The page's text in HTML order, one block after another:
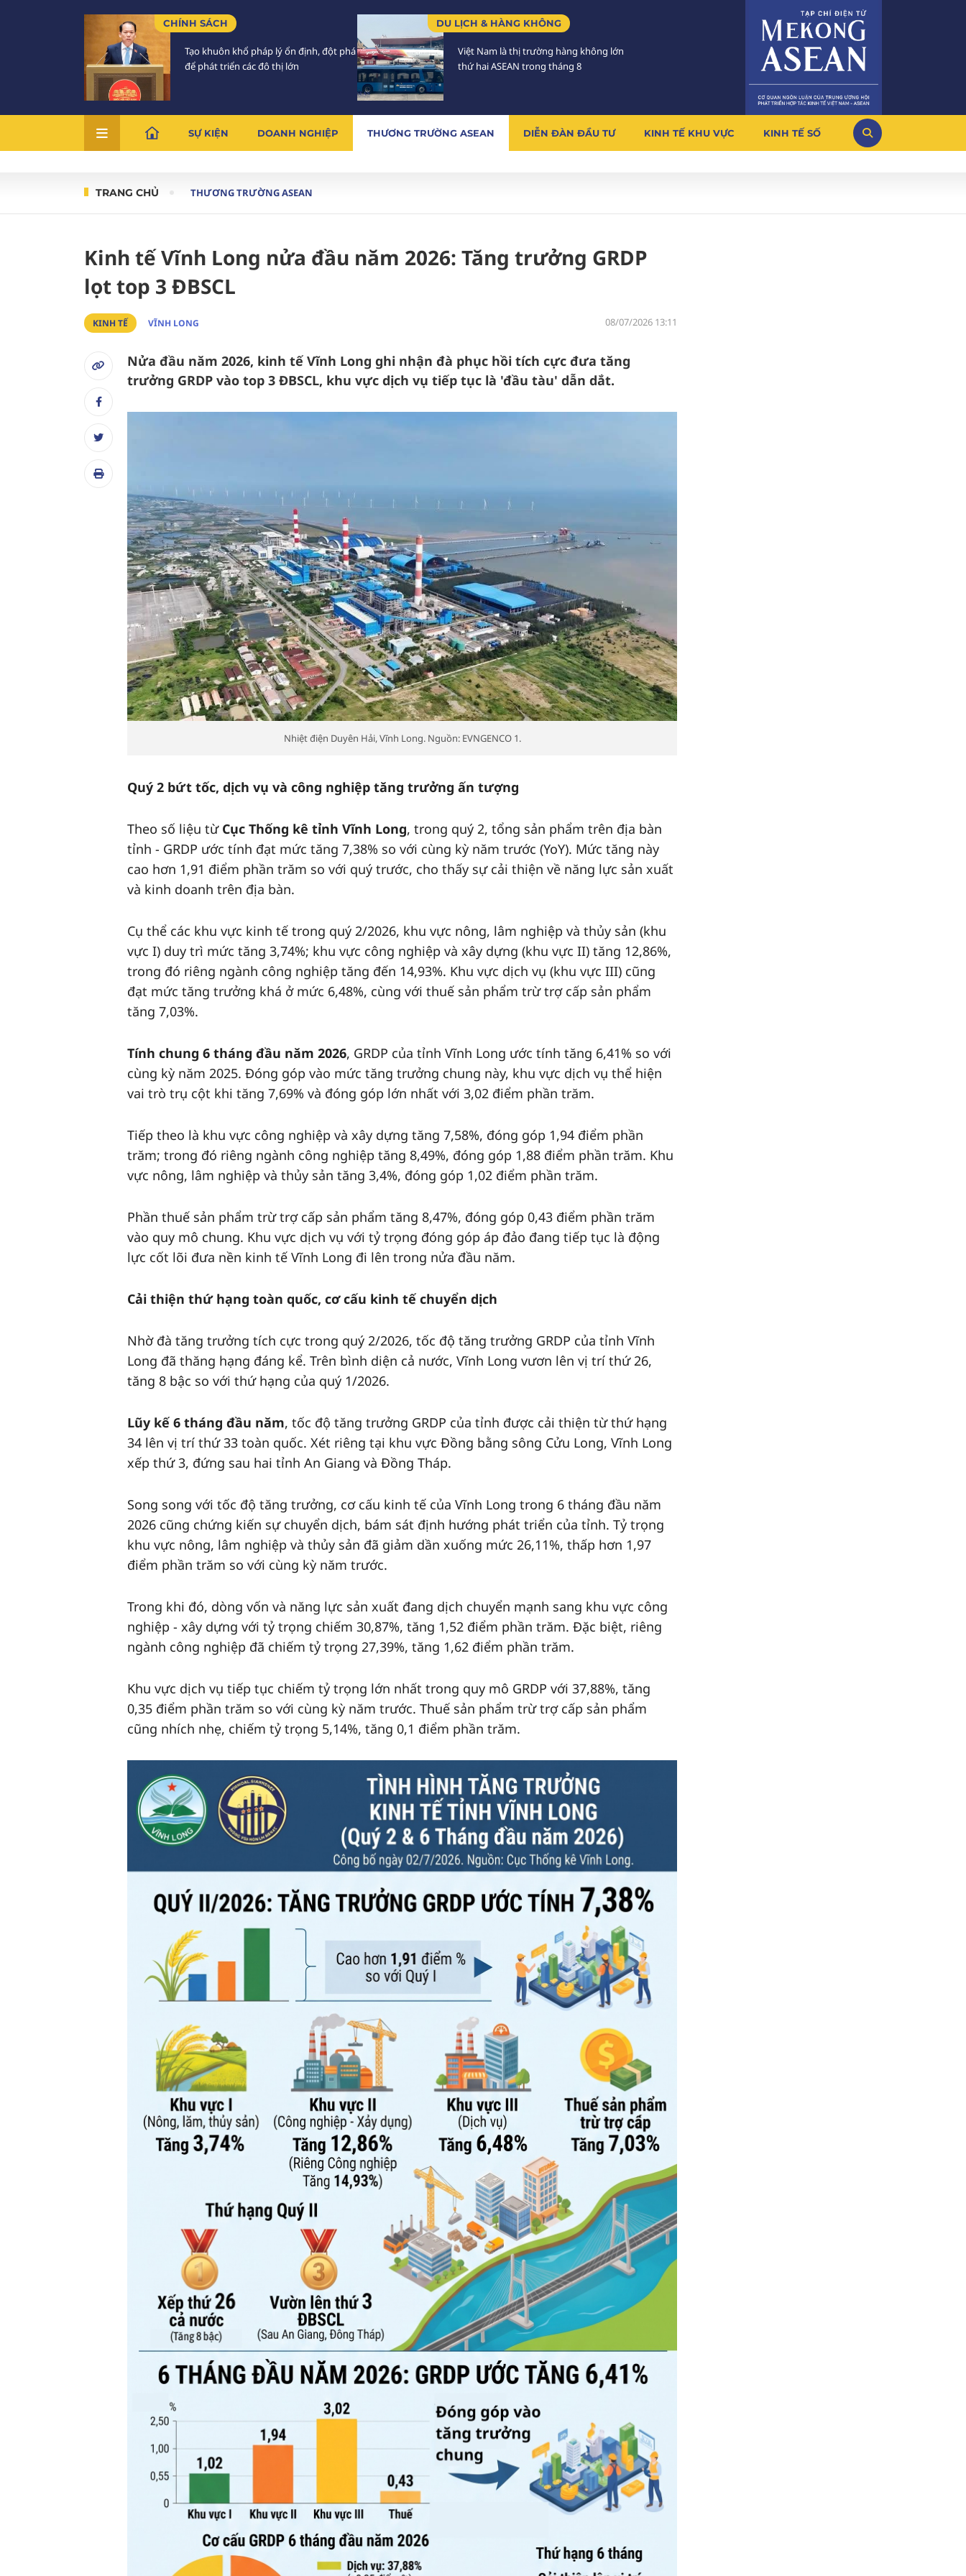
CHÍNH SÁCH
Tạo khuôn khổ pháp lý ổn định, đột phá
để phát triển các đô thị lớn
DU LỊCH & HÀNG KHÔNG
Việt Nam là thị trường hàng không lớn
thứ hai ASEAN trong tháng 8
SỰ KIỆN DOANH NGHIỆP THƯƠNG TRƯỜNG ASEAN DIỄN ĐÀN ĐẦU TƯ KINH TẾ KHU VỰC KINH TẾ SỐ
TRANG CHỦ THƯƠNG TRƯỜNG ASEAN
Kinh tế Vĩnh Long nửa đầu năm 2026: Tăng trưởng GRDP
lọt top 3 ĐBSCL
KINH TẾ VĨNH LONG 08/07/2026 13:11
Nửa đầu năm 2026, kinh tế Vĩnh Long ghi nhận đà phục hồi tích cực đưa tăng
trưởng GRDP vào top 3 ĐBSCL, khu vực dịch vụ tiếp tục là 'đầu tàu' dẫn dắt.
Nhiệt điện Duyên Hải, Vĩnh Long. Nguồn: EVNGENCO 1.
Quý 2 bứt tốc, dịch vụ và công nghiệp tăng trưởng ấn tượng
Theo số liệu từ Cục Thống kê tỉnh Vĩnh Long, trong quý 2, tổng sản phẩm trên địa bàn
tỉnh - GRDP ước tính đạt mức tăng 7,38% so với cùng kỳ năm trước (YoY). Mức tăng này
cao hơn 1,91 điểm phần trăm so với quý trước, cho thấy sự cải thiện về năng lực sản xuất
và kinh doanh trên địa bàn.
Cụ thể các khu vực kinh tế trong quý 2/2026, khu vực nông, lâm nghiệp và thủy sản (khu
vực I) duy trì mức tăng 3,74%; khu vực công nghiệp và xây dựng (khu vực II) tăng 12,86%,
trong đó riêng ngành công nghiệp tăng đến 14,93%. Khu vực dịch vụ (khu vực III) cũng
đạt mức tăng trưởng khá ở mức 6,48%, cùng với thuế sản phẩm trừ trợ cấp sản phẩm
tăng 7,03%.
Tính chung 6 tháng đầu năm 2026, GRDP của tỉnh Vĩnh Long ước tính tăng 6,41% so với
cùng kỳ năm 2025. Đóng góp vào mức tăng trưởng chung này, khu vực dịch vụ thể hiện
vai trò trụ cột khi tăng 7,69% và đóng góp lớn nhất với 3,02 điểm phần trăm.
Tiếp theo là khu vực công nghiệp và xây dựng tăng 7,58%, đóng góp 1,94 điểm phần
trăm; trong đó riêng ngành công nghiệp tăng 8,49%, đóng góp 1,88 điểm phần trăm. Khu
vực nông, lâm nghiệp và thủy sản tăng 3,4%, đóng góp 1,02 điểm phần trăm.
Phần thuế sản phẩm trừ trợ cấp sản phẩm tăng 8,47%, đóng góp 0,43 điểm phần trăm
vào quy mô chung. Khu vực dịch vụ với tỷ trọng đóng góp áp đảo đang tiếp tục là động
lực cốt lõi đưa nền kinh tế Vĩnh Long đi lên trong nửa đầu năm.
Cải thiện thứ hạng toàn quốc, cơ cấu kinh tế chuyển dịch
Nhờ đà tăng trưởng tích cực trong quý 2/2026, tốc độ tăng trưởng GRDP của tỉnh Vĩnh
Long đã thăng hạng đáng kể. Trên bình diện cả nước, Vĩnh Long vươn lên vị trí thứ 26,
tăng 8 bậc so với thứ hạng của quý 1/2026.
Lũy kế 6 tháng đầu năm, tốc độ tăng trưởng GRDP của tỉnh được cải thiện từ thứ hạng
34 lên vị trí thứ 33 toàn quốc. Xét riêng tại khu vực Đồng bằng sông Cửu Long, Vĩnh Long
xếp thứ 3, đứng sau hai tỉnh An Giang và Đồng Tháp.
Song song với tốc độ tăng trưởng, cơ cấu kinh tế của Vĩnh Long trong 6 tháng đầu năm
2026 cũng chứng kiến sự chuyển dịch, bám sát định hướng phát triển của tỉnh. Tỷ trọng
khu vực nông, lâm nghiệp và thủy sản đã giảm dần xuống mức 26,11%, thấp hơn 1,97
điểm phần trăm so với cùng kỳ năm trước.
Trong khi đó, dòng vốn và năng lực sản xuất đang dịch chuyển mạnh sang khu vực công
nghiệp - xây dựng với tỷ trọng chiếm 30,87%, tăng 1,52 điểm phần trăm. Đặc biệt, riêng
ngành công nghiệp đã chiếm tỷ trọng 27,39%, tăng 1,62 điểm phần trăm.
Khu vực dịch vụ tiếp tục chiếm tỷ trọng lớn nhất trong quy mô GRDP với 37,88%, tăng
0,35 điểm phần trăm so với cùng kỳ năm trước. Thuế sản phẩm trừ trợ cấp sản phẩm
cũng nhích nhẹ, chiếm tỷ trọng 5,14%, tăng 0,1 điểm phần trăm.